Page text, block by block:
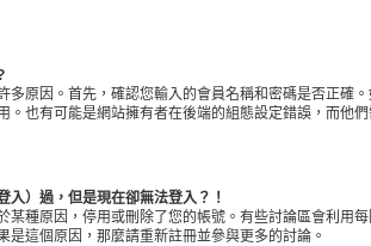
多原因。首先，確認您輸入的會員名稱和密碼是否正確
。也有可能是網站擁有者在後端的組態設定錯誤，而他
入）過，但是現在卻無法登入？！
某種原因，停用或刪除了您的帳號。有些討論區會利用
是這個原因，那麼請重新註冊並參與更多的討論。